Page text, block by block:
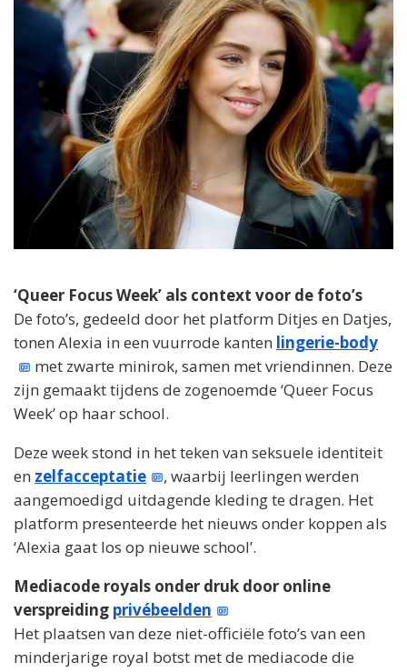
‘Queer Focus Week’ als context voor de foto’s
De foto’s, gedeeld door het platform Ditjes en Datjes,
tonen Alexia in een vuurrode kanten lingerie-body
met zwarte minirok, samen met vriendinnen. Deze
zijn gemaakt tijdens de zogenoemde ‘Queer Focus
Week’ op haar school.
Deze week stond in het teken van seksuele identiteit
en zelfacceptatie
, waarbij leerlingen werden
aangemoedigd uitdagende kleding te dragen. Het
platform presenteerde het nieuws onder koppen als
‘Alexia gaat los op nieuwe school’.
Mediacode royals onder druk door online
verspreiding privébeelden
Het plaatsen van deze niet-officiële foto’s van een
minderjarige royal botst met de mediacode die